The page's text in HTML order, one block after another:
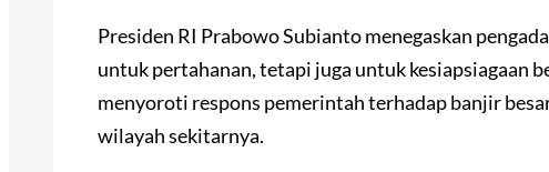
Presiden RI Prabowo Subianto menegaskan
untuk pertahanan, tetapi juga untuk kesiapsiagaan
menyoroti respons pemerintah terhadap banjir
wilayah sekitarnya.